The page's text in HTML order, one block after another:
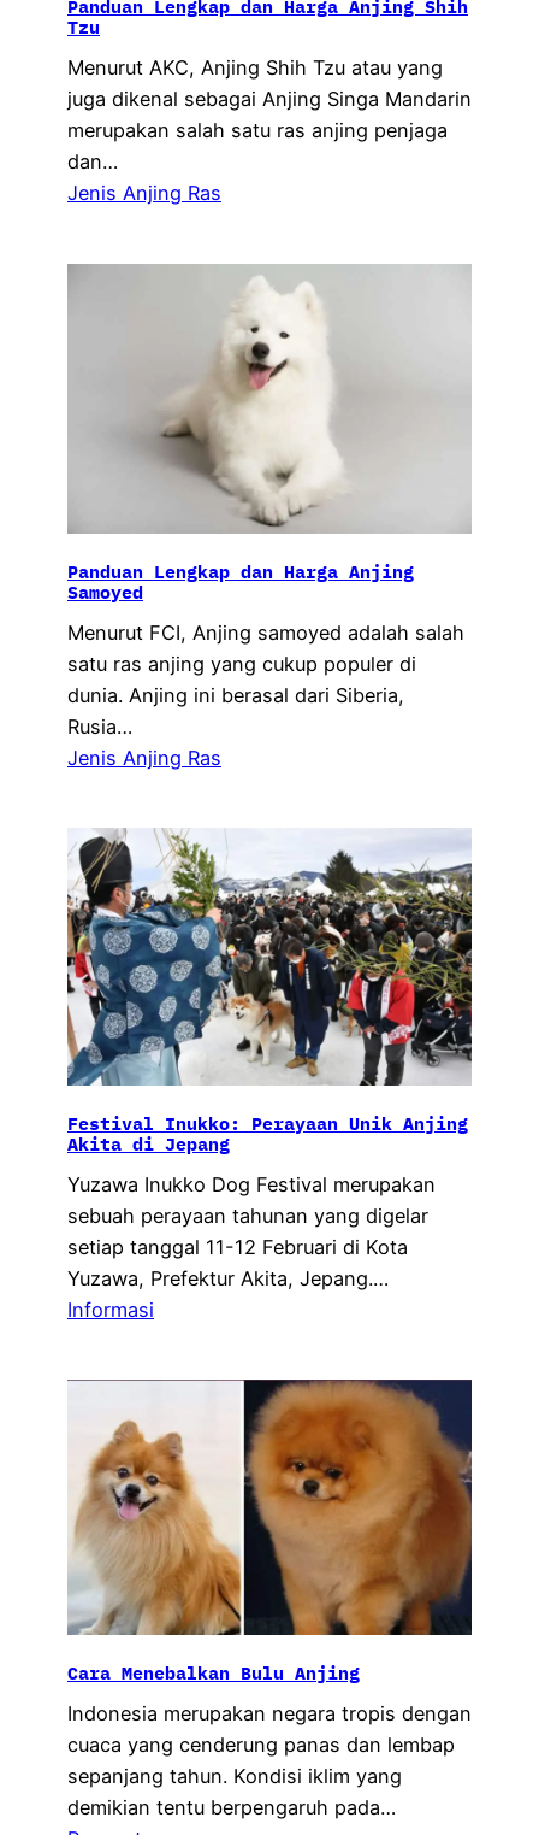
Panduan Lengkap dan Harga Anjing Shih
Tzu
Menurut AKC, Anjing Shih Tzu atau yang
juga dikenal sebagai Anjing Singa Mandarin
merupakan salah satu ras anjing penjaga
dan…
Jenis Anjing Ras
Panduan Lengkap dan Harga Anjing
Samoyed
Menurut FCI, Anjing samoyed adalah salah
satu ras anjing yang cukup populer di
dunia. Anjing ini berasal dari Siberia,
Rusia…
Jenis Anjing Ras
Festival Inukko: Perayaan Unik Anjing
Akita di Jepang
Yuzawa Inukko Dog Festival merupakan
sebuah perayaan tahunan yang digelar
setiap tanggal 11-12 Februari di Kota
Yuzawa, Prefektur Akita, Jepang.…
Informasi
Cara Menebalkan Bulu Anjing
Indonesia merupakan negara tropis dengan
cuaca yang cenderung panas dan lembap
sepanjang tahun. Kondisi iklim yang
demikian tentu berpengaruh pada…